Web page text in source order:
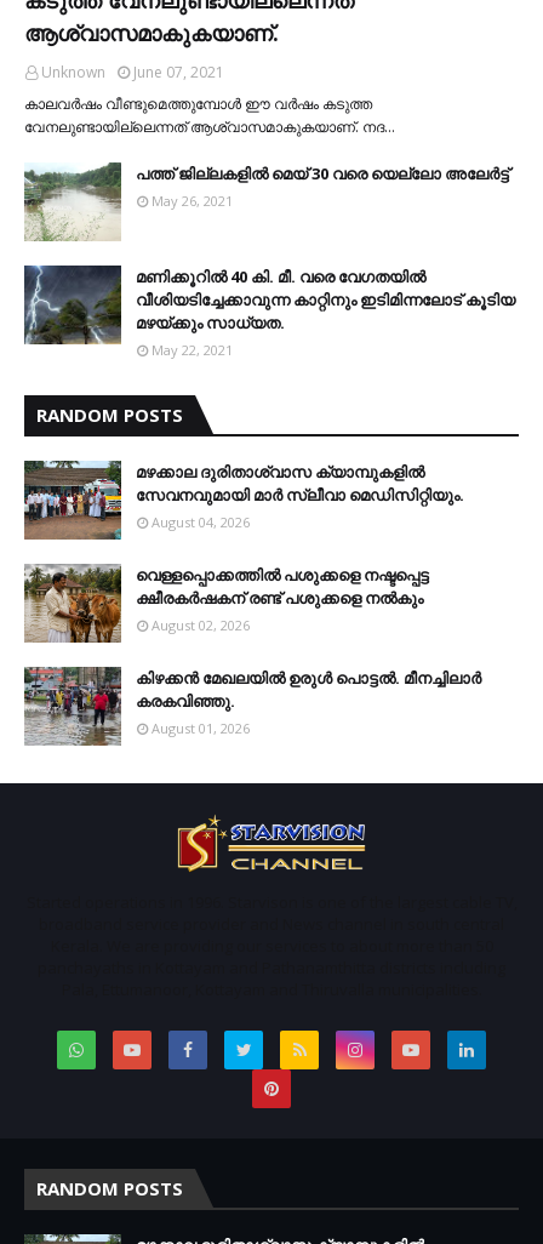
ആശ്വാസമാകുകയാണ്.
Unknown
June 07, 2021
കാലവര്‍ഷം വീണ്ടുമെത്തുമ്പോള്‍ ഈ വര്‍ഷം കടുത്ത
വേനലുണ്ടായില്ലെന്നത് ആശ്വാസമാകുകയാണ്. നദ…
പത്ത് ജില്ലകളില്‍ മെയ് 30 വരെ യെല്ലോ അലേര്‍ട്ട്
May 26, 2021
മണിക്കൂറിൽ 40 കി. മീ. വരെ വേഗതയിൽ
വീശിയടിച്ചേക്കാവുന്ന കാറ്റിനും ഇടിമിന്നലോട് കൂടിയ
മഴയ്ക്കും സാധ്യത.
May 22, 2021
RANDOM POSTS
മഴക്കാല ദുരിതാശ്വാസ ക്യാമ്പുകളിൽ
സേവനവുമായി മാർ സ്ലീവാ മെഡിസിറ്റിയും.
August 04, 2026
വെള്ളപ്പൊക്കത്തില്‍ പശുക്കളെ നഷ്ടപ്പെട്ട
ക്ഷീരകര്‍ഷകന് രണ്ട് പശുക്കളെ നല്‍കും
August 02, 2026
കിഴക്കന്‍ മേഖലയില്‍ ഉരുള്‍ പൊട്ടല്‍. മീനച്ചിലാര്‍
കരകവിഞ്ഞു.
August 01, 2026
RANDOM POSTS